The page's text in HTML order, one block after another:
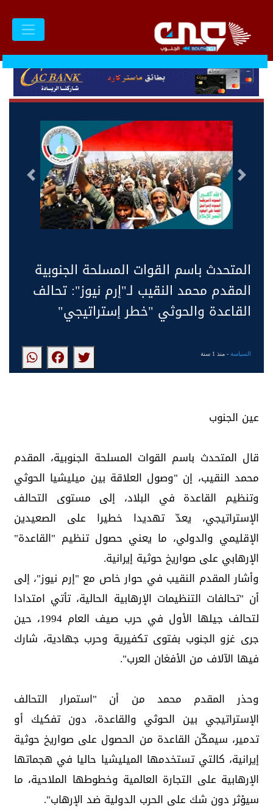
التالى السابق
المتحدث باسم القوات المسلحة الجنوبية
المقدم محمد النقيب لـ"إرم نيوز": تحالف
القاعدة والحوثي "خطر إستراتيجي"
السياسة- منذ 1 سنة
عين الجنوب
قال المتحدث باسم القوات المسلحة الجنوبية، المقدم
محمد النقيب، إن "وصول العلاقة بين ميليشيا الحوثي
وتنظيم القاعدة في البلاد، إلى مستوى التحالف
الإستراتيجي، يعدّ تهديدا خطيرا على الصعيدين
الإقليمي والدولي، ما يعني حصول تنظيم "القاعدة"
الإرهابي على صواريخ حوثية إيرانية.
وأشار المقدم النقيب في حوار خاص مع "إرم نيوز"، إلى
أن "تحالفات التنظيمات الإرهابية الحالية، تأتي امتدادا
لتحالف جيلها الأول في حرب صيف العام 1994، حين
جرى غزو الجنوب بفتوى تكفيرية وحرب جهادية، شارك
فيها الآلاف من الأفغان العرب".
وحذر المقدم محمد من أن "استمرار التحالف
الإستراتيجي بين الحوثي والقاعدة، دون تفكيك أو
تدمير، سيمكّن القاعدة من الحصول على صواريخ حوثية
إيرانية، كالتي تستخدمها الميليشيا حاليا في هجماتها
الإرهابية على التجارة العالمية وخطوطها الملاحية، ما
سيؤثر دون شك على الحرب الدولية ضد الإرهاب".